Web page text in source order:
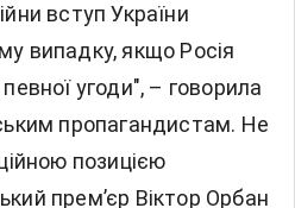
вступ України
випадку, якщо Росія
угоди", – говорила
пропагандистам. Не
позицією
прем’єр Віктор Орбан